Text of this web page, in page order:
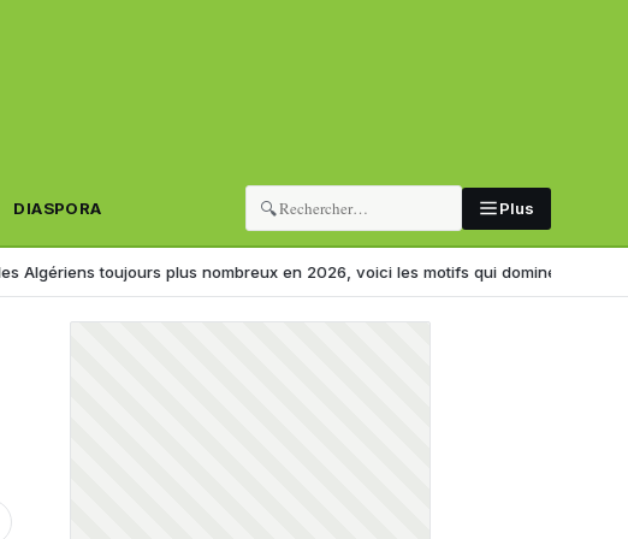
DIASPORA 🔍 Plus
toujours plus nombreux en 2026, voici les motifs qui dominent Nouveau